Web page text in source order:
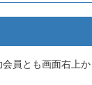
員とも画面右上